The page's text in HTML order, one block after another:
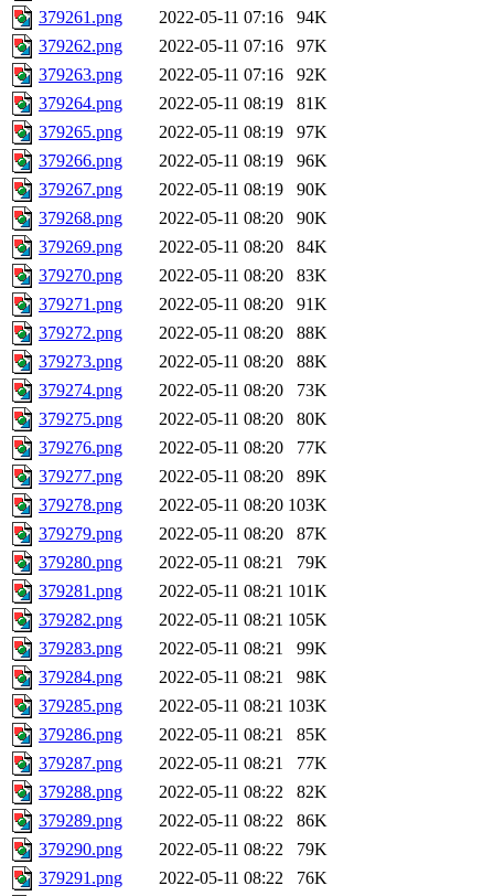
379261.png
2022-05-11 07:16
94K
379262.png
2022-05-11 07:16
97K
379263.png
2022-05-11 07:16
92K
379264.png
2022-05-11 08:19
81K
379265.png
2022-05-11 08:19
97K
379266.png
2022-05-11 08:19
96K
379267.png
2022-05-11 08:19
90K
379268.png
2022-05-11 08:20
90K
379269.png
2022-05-11 08:20
84K
379270.png
2022-05-11 08:20
83K
379271.png
2022-05-11 08:20
91K
379272.png
2022-05-11 08:20
88K
379273.png
2022-05-11 08:20
88K
379274.png
2022-05-11 08:20
73K
379275.png
2022-05-11 08:20
80K
379276.png
2022-05-11 08:20
77K
379277.png
2022-05-11 08:20
89K
379278.png
2022-05-11 08:20 103K
379279.png
2022-05-11 08:20
87K
379280.png
2022-05-11 08:21
79K
379281.png
2022-05-11 08:21 101K
379282.png
2022-05-11 08:21 105K
379283.png
2022-05-11 08:21
99K
379284.png
2022-05-11 08:21
98K
379285.png
2022-05-11 08:21 103K
379286.png
2022-05-11 08:21
85K
379287.png
2022-05-11 08:21
77K
379288.png
2022-05-11 08:22
82K
379289.png
2022-05-11 08:22
86K
379290.png
2022-05-11 08:22
79K
379291.png
2022-05-11 08:22
76K